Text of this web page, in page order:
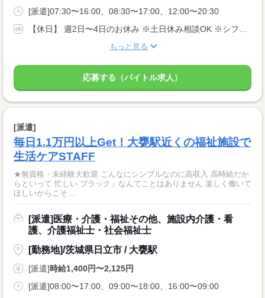
[派遣]07:30〜16:00、08:30〜17:00、12:00〜20:30
もっと見る
応募する（バイトル求人）
[派遣]
毎日1.1万円以上Get！大甕駅近くの福祉施設で
生活ケアSTAFF
★無資格・未経験大歓迎 こんなにシンプルなのに高収入 高時給だか
らといって 忙しい ブラック」なんてことはありません 楽しく働いて
ほしいからこそ ...
[派遣]医療・介護・福祉その他、施設内介護・看
護、介護福祉士・社会福祉士
[勤務地]/茨城県日立市 / 大甕駅
[派遣]時給1,400円〜2,125円
[派遣]08:00〜17:00、09:00〜18:00、16:00〜09:00